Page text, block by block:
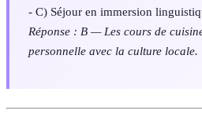
- C) Séjour en immersion
Réponse : B — Les cours de
personnelle avec la culture locale.